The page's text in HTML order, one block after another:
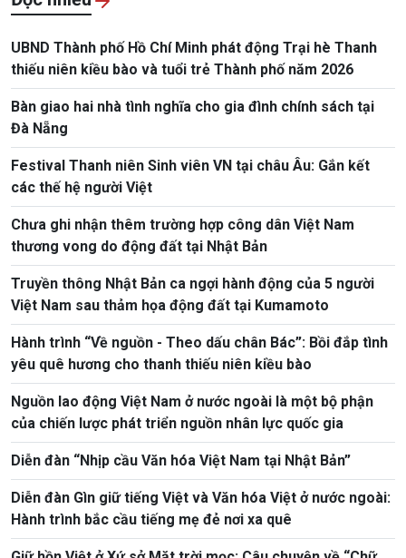
UBND Thành phố Hồ Chí Minh phát động Trại hè Thanh
thiếu niên kiều bào và tuổi trẻ Thành phố năm 2026
Bàn giao hai nhà tình nghĩa cho gia đình chính sách tại
Đà Nẵng
Festival Thanh niên Sinh viên VN tại châu Âu: Gắn kết
các thế hệ người Việt
Chưa ghi nhận thêm trường hợp công dân Việt Nam
thương vong do động đất tại Nhật Bản
Truyền thông Nhật Bản ca ngợi hành động của 5 người
Việt Nam sau thảm họa động đất tại Kumamoto
Hành trình “Về nguồn - Theo dấu chân Bác”: Bồi đắp tình
yêu quê hương cho thanh thiếu niên kiều bào
Nguồn lao động Việt Nam ở nước ngoài là một bộ phận
của chiến lược phát triển nguồn nhân lực quốc gia
Diễn đàn “Nhịp cầu Văn hóa Việt Nam tại Nhật Bản”
Diễn đàn Gìn giữ tiếng Việt và Văn hóa Việt ở nước ngoài:
Hành trình bắc cầu tiếng mẹ đẻ nơi xa quê